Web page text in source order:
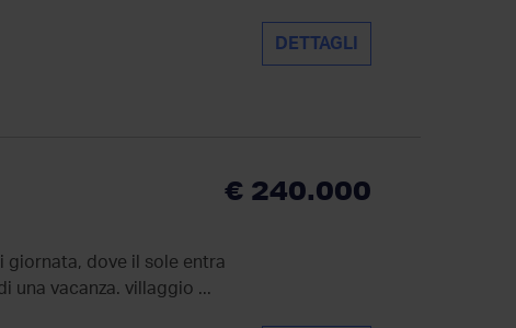
DETTAGLI
€ 240.000
giornata, dove il sole entra
una vacanza. villaggio ...